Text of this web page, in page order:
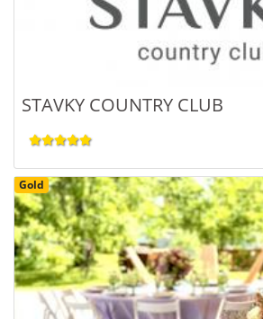
STAVKY COUNTRY CLUB
Gold